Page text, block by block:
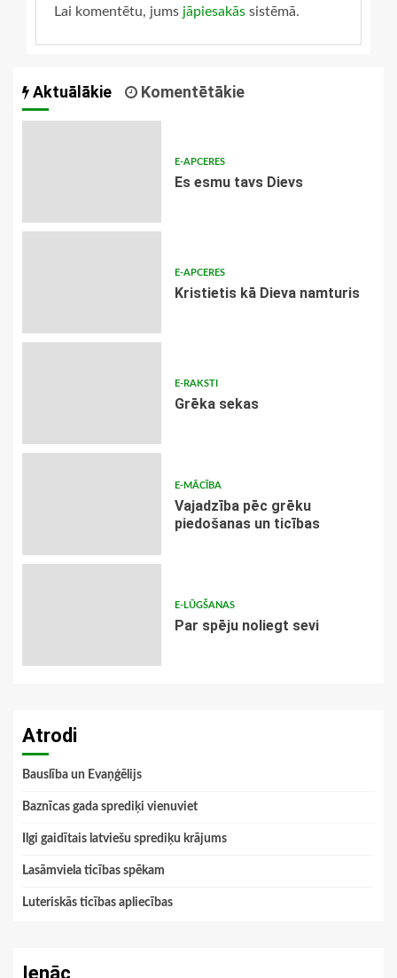
Lai komentētu, jums jāpiesakās sistēmā.
Aktuālākie Komentētākie
E-APCERES
Es esmu tavs Dievs
E-APCERES
Kristietis kā Dieva namturis
E-RAKSTI
Grēka sekas
E-MĀCĪBA
Vajadzība pēc grēku
piedošanas un ticības
E-LŪGŠANAS
Par spēju noliegt sevi
Atrodi
Bauslība un Evaņģēlijs
Baznīcas gada sprediķi vienuviet
Ilgi gaidītais latviešu sprediķu krājums
Lasāmviela ticības spēkam
Luteriskās ticības apliecības
Ienāc